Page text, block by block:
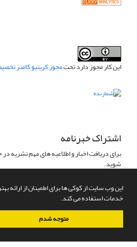
این وب سایت از کوکی ها برای اطمینان از ارائه
خدمات استفاده می کند.
متوجه شدم
این کار مجوز دارد تحتمجوز کریتیو کامنز تخصیص 4.0
اشتراک خبرنامه
برای دریافت اخبار و اطلاعیه های مهم نشریه
شوید.
سامانه مدیریت نشریات علمی.طراحی و پیاده